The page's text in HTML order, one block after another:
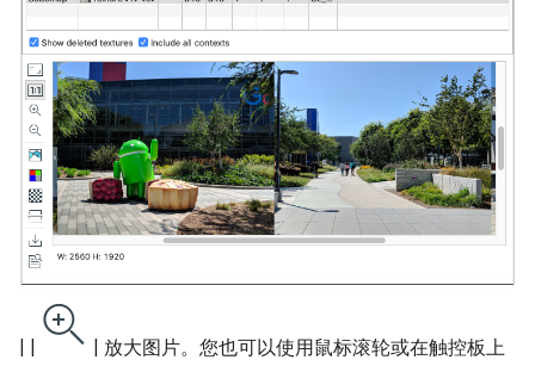
| 放大图片。您也可以使用鼠标滚轮或在触控板上